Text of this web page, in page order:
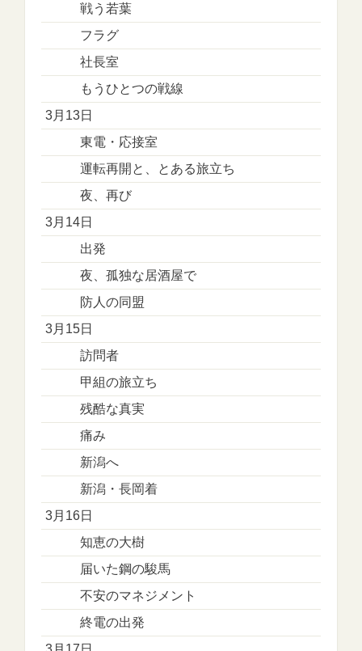
戦う若葉
フラグ
社長室
もうひとつの戦線
3月13日
東電・応接室
運転再開と、とある旅立ち
夜、再び
3月14日
出発
夜、孤独な居酒屋で
防人の同盟
3月15日
訪問者
甲組の旅立ち
残酷な真実
痛み
新潟へ
新潟・長岡着
3月16日
知恵の大樹
届いた鋼の駿馬
不安のマネジメント
終電の出発